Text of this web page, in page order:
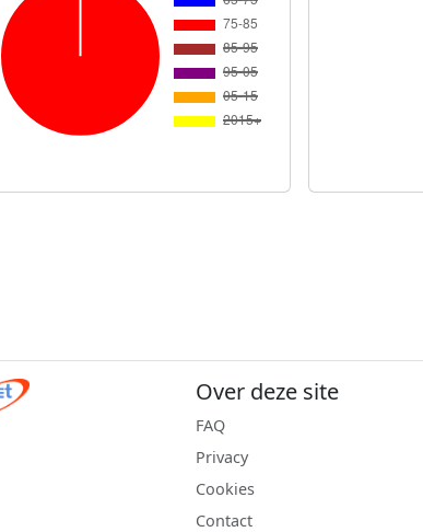
Over deze site
FAQ
Privacy
Cookies
Contact